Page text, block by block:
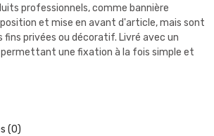
professionnels, comme bannière
et mise en avant d'article, mais sont
fins privées ou décoratif. Livré avec un
une fixation à la fois simple et
(0)